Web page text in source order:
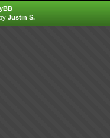
Justin S.